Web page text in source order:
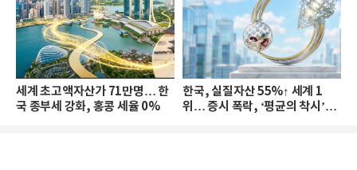
세계 초고액자산가 71만명… 한
국 종부세 강화, 홍콩 세율 0%
한국, 실질자산 55%↑ 세계 1
위… 증시 폭락, ‘평균의 착시’와